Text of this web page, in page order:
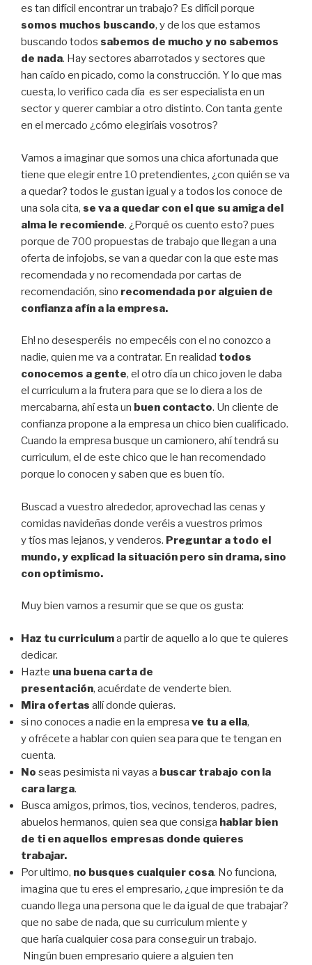
es tan difícil encontrar un trabajo? Es difícil porque
somos muchos buscando, y de los que estamos
buscando todos sabemos de mucho y no sabemos
de nada. Hay sectores abarrotados y sectores que
han caído en picado, como la construcción. Y lo que mas
cuesta, lo verifico cada día es ser especialista en un
sector y querer cambiar a otro distinto. Con tanta gente
en el mercado ¿cómo elegiríais vosotros?
Vamos a imaginar que somos una chica afortunada que
tiene que elegir entre 10 pretendientes, ¿con quién se va
a quedar? todos le gustan igual y a todos los conoce de
una sola cita, se va a quedar con el que su amiga del
alma le recomiende. ¿Porqué os cuento esto? pues
porque de 700 propuestas de trabajo que llegan a una
oferta de infojobs, se van a quedar con la que este mas
recomendada y no recomendada por cartas de
recomendación, sino recomendada por alguien de
confianza afín a la empresa.
Eh! no desesperéis no empecéis con el no conozco a
nadie, quien me va a contratar. En realidad todos
conocemos a gente, el otro día un chico joven le daba
el curriculum a la frutera para que se lo diera a los de
mercabarna, ahí esta un buen contacto. Un cliente de
confianza propone a la empresa un chico bien cualificado.
Cuando la empresa busque un camionero, ahí tendrá su
curriculum, el de este chico que le han recomendado
porque lo conocen y saben que es buen tío.
Buscad a vuestro alrededor, aprovechad las cenas y
comidas navideñas donde veréis a vuestros primos
y tíos mas lejanos, y venderos. Preguntar a todo el
mundo, y explicad la situación pero sin drama, sino
con optimismo.
Muy bien vamos a resumir que se que os gusta:
Haz tu curriculuma partir de aquello a lo que te quieres
dedicar.
Hazte una buena carta de
presentación, acuérdate de venderte bien.
Mira ofertas allí donde quieras.
si no conoces a nadie en la empresa ve tu a ella,
y ofrécete a hablar con quien sea para que te tengan en
cuenta.
No seas pesimista ni vayas a buscar trabajo con la
cara larga.
Busca amigos, primos, tios, vecinos, tenderos, padres,
abuelos hermanos, quien sea que consiga hablar bien
de ti en aquellos empresas donde quieres
trabajar.
Por ultimo, no busques cualquier cosa. No funciona,
imagina que tu eres el empresario, ¿que impresión te da
cuando llega una persona que le da igual de que trabajar?
que no sabe de nada, que su curriculum miente y
que haría cualquier cosa para conseguir un trabajo.
Ningún buen empresario quiere a alguien ten